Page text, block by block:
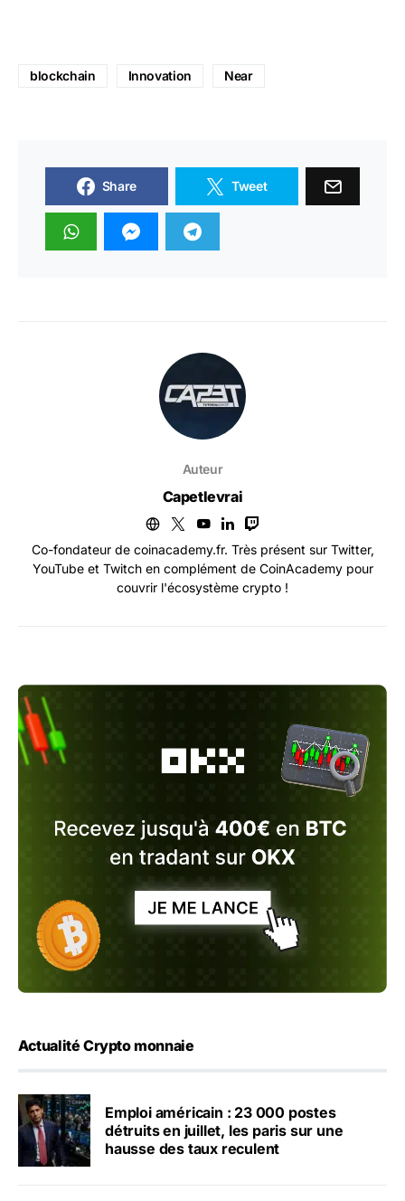
blockchain Innovation Near
Share Tweet
Auteur
Capetlevrai
Co-fondateur de coinacademy.fr. Très présent sur Twitter,
YouTube et Twitch en complément de CoinAcademy pour
couvrir l'écosystème crypto !
Actualité Crypto monnaie
Emploi américain : 23 000 postes
détruits en juillet, les paris sur une
hausse des taux reculent